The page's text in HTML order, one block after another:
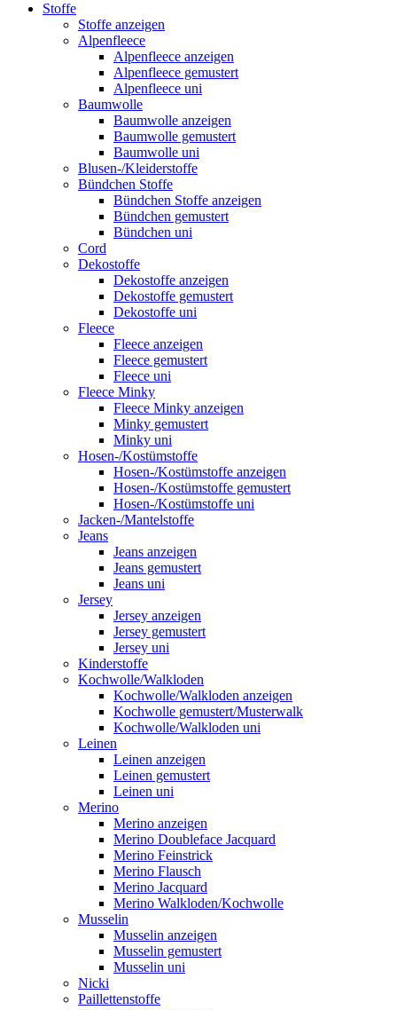
Stoffe
Stoffe anzeigen
Alpenfleece
Alpenfleece anzeigen
Alpenfleece gemustert
Alpenfleece uni
Baumwolle
Baumwolle anzeigen
Baumwolle gemustert
Baumwolle uni
Blusen-/Kleiderstoffe
Bündchen Stoffe
Bündchen Stoffe anzeigen
Bündchen gemustert
Bündchen uni
Cord
Dekostoffe
Dekostoffe anzeigen
Dekostoffe gemustert
Dekostoffe uni
Fleece
Fleece anzeigen
Fleece gemustert
Fleece uni
Fleece Minky
Fleece Minky anzeigen
Minky gemustert
Minky uni
Hosen-/Kostümstoffe
Hosen-/Kostümstoffe anzeigen
Hosen-/Kostümstoffe gemustert
Hosen-/Kostümstoffe uni
Jacken-/Mantelstoffe
Jeans
Jeans anzeigen
Jeans gemustert
Jeans uni
Jersey
Jersey anzeigen
Jersey gemustert
Jersey uni
Kinderstoffe
Kochwolle/Walkloden
Kochwolle/Walkloden anzeigen
Kochwolle gemustert/Musterwalk
Kochwolle/Walkloden uni
Leinen
Leinen anzeigen
Leinen gemustert
Leinen uni
Merino
Merino anzeigen
Merino Doubleface Jacquard
Merino Feinstrick
Merino Flausch
Merino Jacquard
Merino Walkloden/Kochwolle
Musselin
Musselin anzeigen
Musselin gemustert
Musselin uni
Nicki
Paillettenstoffe